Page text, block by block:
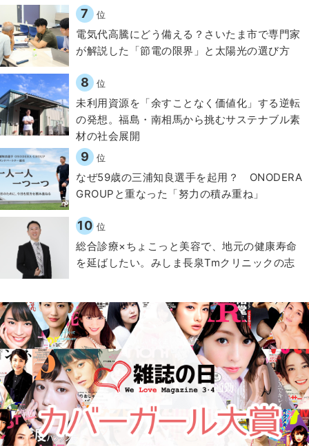
7 位
電気代高騰にどう備える？さいたま市で専門家
が解説した「節電の限界」と太陽光の選び方
8 位
​​未利用資源を「余すことなく価値化」する逆転
の発想。福島・南相馬から挑むサステナブル素
材の社会展開​
9 位
なぜ59歳の三浦知良選手を起用？ ONODERA
GROUPと重なった「努力の積み重ね」
10 位
総合診療×ちょこっと美容で、地元の健康寿命
を延ばしたい。みしま長泉Tmクリニックの志